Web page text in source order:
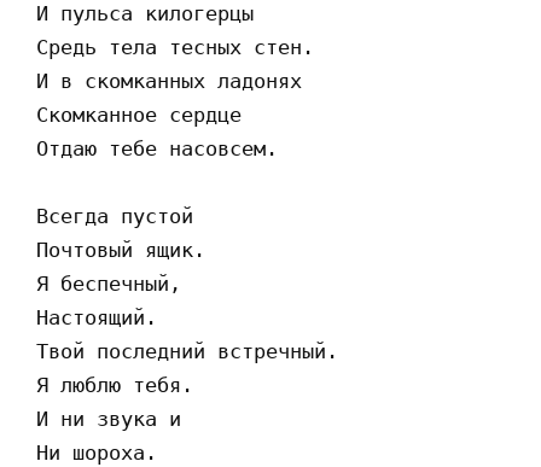
И пульса килогерцы
Средь тела тесных стен.
И в скомканных ладонях
Скомканное сердце
Отдаю тебе насовсем.
Всегда пустой
Почтовый ящик.
Я беспечный,
Настоящий.
Твой последний встречный.
Я люблю тебя.
И ни звука и
Ни шороха.